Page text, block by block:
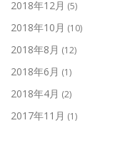
2018年12月 (5)
2018年10月 (10)
2018年8月 (12)
2018年6月 (1)
2018年4月 (2)
2017年11月 (1)